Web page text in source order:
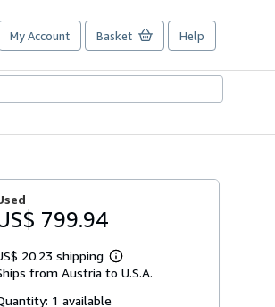
My Account Basket Help
799.94
20.23 shipping
Learn
more
from Austria to U.S.A.
1 available